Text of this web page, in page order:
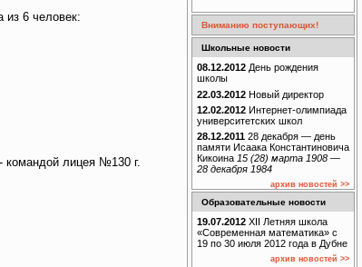
6 человек:
командой лицея №130 г.
Вниманию поступающих!
Школьные новости
08.12.2012 День рождения
школы
22.03.2012 Новый директор
12.02.2012 Интернет-олимпиада
университетских школ
28.12.2011 28 декабря — день
памяти Исаака Константиновича
Кикоина 15 (28) марта 1908 —
28 декабря 1984
архив новостей >>
Образовательные новости
19.07.2012 XII Летняя школа
«Современная математика» с
19 по 30 июля 2012 года в Дубне
архив новостей >>